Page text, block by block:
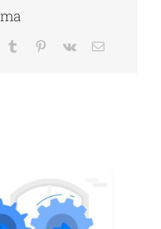
Tumblr Pinterest
Vk
Correo
la «cuarta»
del